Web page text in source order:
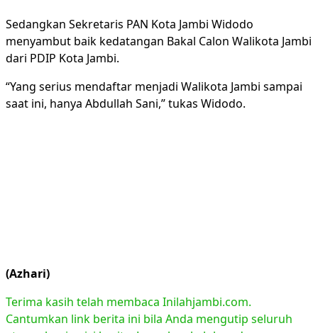
Sedangkan Sekretaris PAN Kota Jambi Widodo
menyambut baik kedatangan Bakal Calon Walikota Jambi
dari PDIP Kota Jambi.
“Yang serius mendaftar menjadi Walikota Jambi sampai
saat ini, hanya Abdullah Sani,” tukas Widodo.
(Azhari)
Terima kasih telah membaca Inilahjambi.com.
Cantumkan link berita ini bila Anda mengutip seluruh